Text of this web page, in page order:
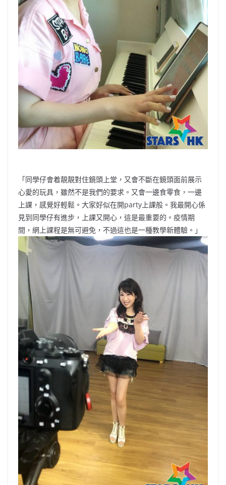
「同學仔會着靚靚對住鏡頭上堂，又會不斷在鏡頭面前展示
心愛的玩具，雖然不是我們的要求。又會一邊食零食，一邊
上課，感覺好輕鬆。大家好似在開party上課般。我最開心係
見到同學仔有進步，上課又開心，這是最重要的。疫情期
間，網上課程是無可避免，不過這也是一種教學新體驗。」